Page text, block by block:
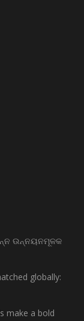
ଉନ୍ନୟନମୂଳକ
globally:
make a bold